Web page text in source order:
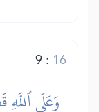
9: 16
وَعَلَى